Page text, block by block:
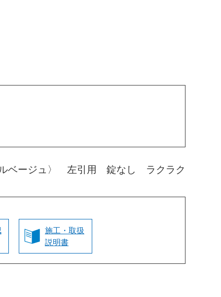
ベージュ〉 左引用 錠なし ラクラク
施工・取扱
説明書